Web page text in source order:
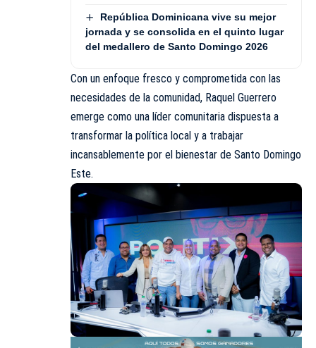
República Dominicana vive su mejor
jornada y se consolida en el quinto lugar
del medallero de Santo Domingo 2026
Con un enfoque fresco y comprometida con las
necesidades de la comunidad, Raquel Guerrero
emerge como una líder comunitaria dispuesta a
transformar la política local y a trabajar
incansablemente por el bienestar de Santo Domingo
Este.